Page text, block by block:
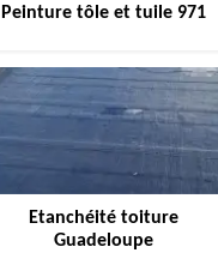
Peinture tôle et tuile 971
Etanchéité toiture
Guadeloupe